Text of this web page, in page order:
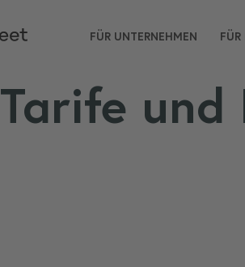
FÜR UNTERNEHMEN FÜR
Tarife und